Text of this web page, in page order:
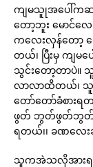
ကျမသူုအပေါ်ကဆ
တော့ဘူး မောင်လ
ကလေးလှန်တော့ မ
တယ်၊ ပြီးမှ ကျမ
သွင်းတော့တာပဲ။
လာလာထိတယ်၊ သူ
တော်တော်ခံစာ
ဖွတ် ဘွတ်ဖွတ်ဘွတ်လို့
ရတယ်၊၊ ခဏလေး
သူကအဲသလိုအားရအေ